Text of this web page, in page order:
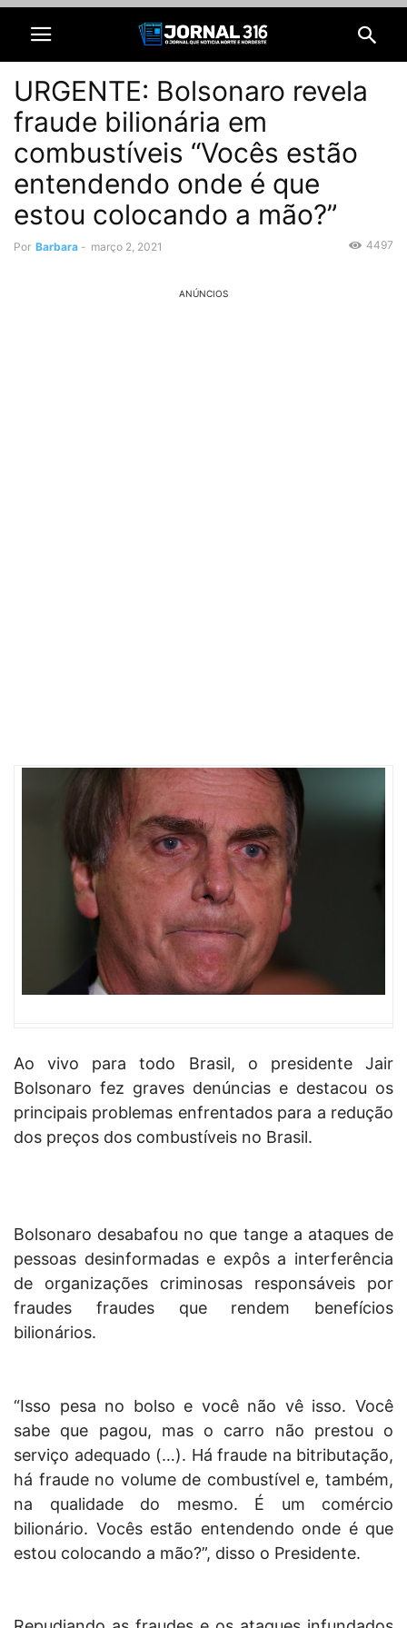
URGENTE: Bolsonaro revela
fraude bilionária em
combustíveis “Vocês estão
entendendo onde é que
estou colocando a mão?”
Por Barbara - março 2, 2021 4497
ANÚNCIOS
Ao vivo para todo Brasil, o presidente Jair
Bolsonaro fez graves denúncias e destacou os
principais problemas enfrentados para a redução
dos preços dos combustíveis no Brasil.
Bolsonaro desabafou no que tange a ataques de
pessoas desinformadas e expôs a interferência
de organizações criminosas responsáveis por
fraudes fraudes que rendem benefícios
bilionários.
“Isso pesa no bolso e você não vê isso. Você
sabe que pagou, mas o carro não prestou o
serviço adequado (…). Há fraude na bitributação,
há fraude no volume de combustível e, também,
na qualidade do mesmo. É um comércio
bilionário. Vocês estão entendendo onde é que
estou colocando a mão?”, disso o Presidente.